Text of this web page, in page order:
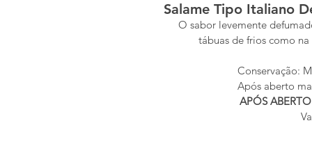
Salame Tipo Italiano
O sabor levemente
tábuas de frios como
Conservação:
Após aberto
APÓS